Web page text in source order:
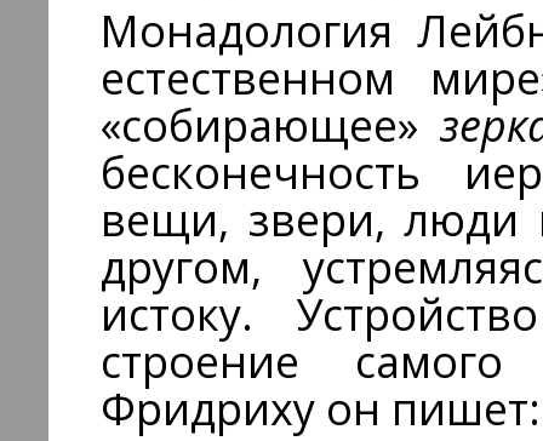
Монадология
естественном
«собирающее»
бесконечность
вещи, звери, люди
другом,
истоку.
строение
Фридриху он пишет: